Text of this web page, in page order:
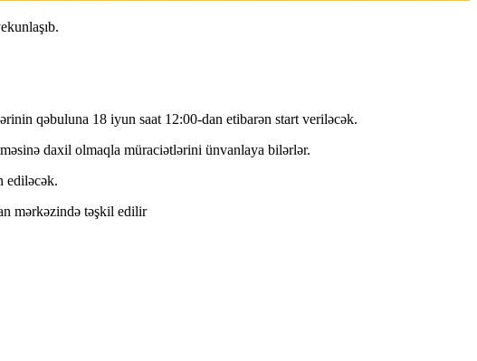
qəbuluna 18 iyun saat 12:00-dan etibarən start veriləcək.
daxil olmaqla müraciətlərini ünvanlaya bilərlər.
ediləcək.
mərkəzində təşkil edilir